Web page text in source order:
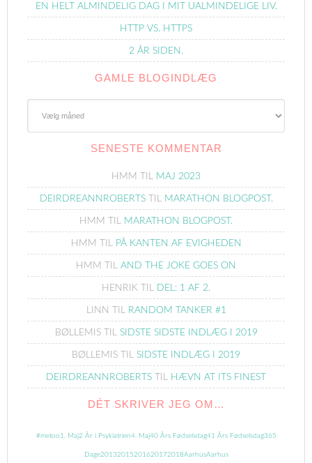
EN HELT ALMINDELIG DAG I MIT UALMINDELIGE LIV.
HTTP VS. HTTPS
2 ÅR SIDEN.
GAMLE BLOGINDLÆG
SENESTE KOMMENTAR
HMM TIL MAJ 2023
DEIRDREANNROBERTSTIL MARATHON BLOGPOST.
HMM TIL MARATHON BLOGPOST.
HMM TIL PÅ KANTEN AF EVIGHEDEN
HMM TIL AND THE JOKE GOES ON
HENRIK TIL DEL: 1 AF 2.
LINN TIL RANDOM TANKER #1
BØLLEMISTIL SIDSTE SIDSTE INDLÆG I 2019
BØLLEMIS TIL SIDSTE INDLÆG I 2019
DEIRDREANNROBERTS TIL HÆVN AT ITS FINEST
DÉT SKRIVER JEG OM…
#metoo 1. Maj2 År i Psykiatrien4. Maj40 Års Fødselsdag41 Års Fødselsdag365
Dage2013 2015 201620172018AarhusAarhus